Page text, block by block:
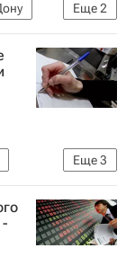
Еще2
Еще3